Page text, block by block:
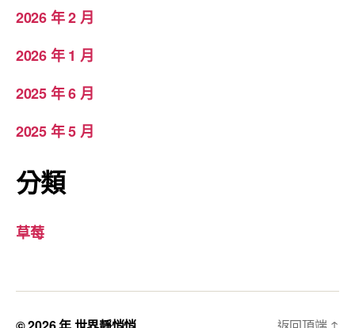
2026 年 2 月
2026 年 1 月
2025 年 6 月
2025 年 5 月
分類
草莓